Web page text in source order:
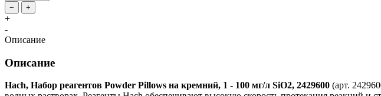
−
+
+
-
Описание
Описание
Hach, Набор реагентов Powder Pillows на кремний, 1 - 100 мг/л SiO2, 2429600 (арт.